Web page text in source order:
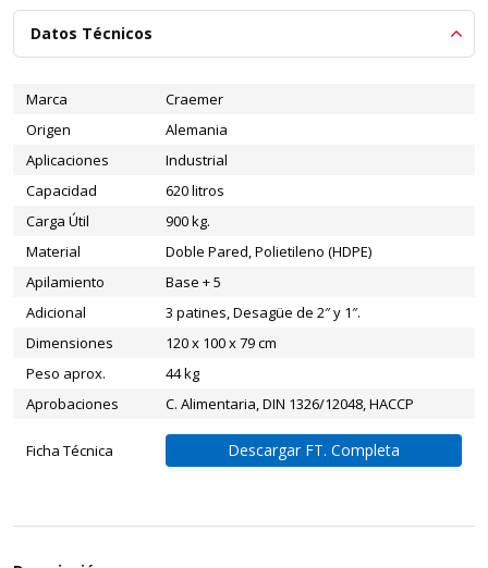
Datos Técnicos
Marca
Craemer
Origen
Alemania
Aplicaciones
Industrial
Capacidad
620 litros
Carga Útil
900 kg.
Material
Doble Pared, Polietileno (HDPE)
Apilamiento
Base + 5
Adicional
3 patines, Desagüe de 2″ y 1″.
Dimensiones
120 x 100 x 79 cm
Peso aprox.
44 kg
Aprobaciones
C. Alimentaria, DIN 1326/12048, HACCP
Ficha Técnica Descargar FT. Completa